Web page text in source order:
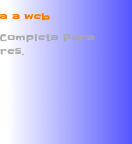
a web
Para